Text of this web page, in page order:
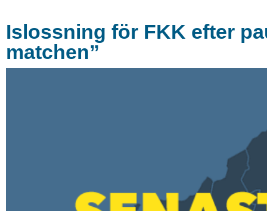
Islossning för FKK efter
matchen”